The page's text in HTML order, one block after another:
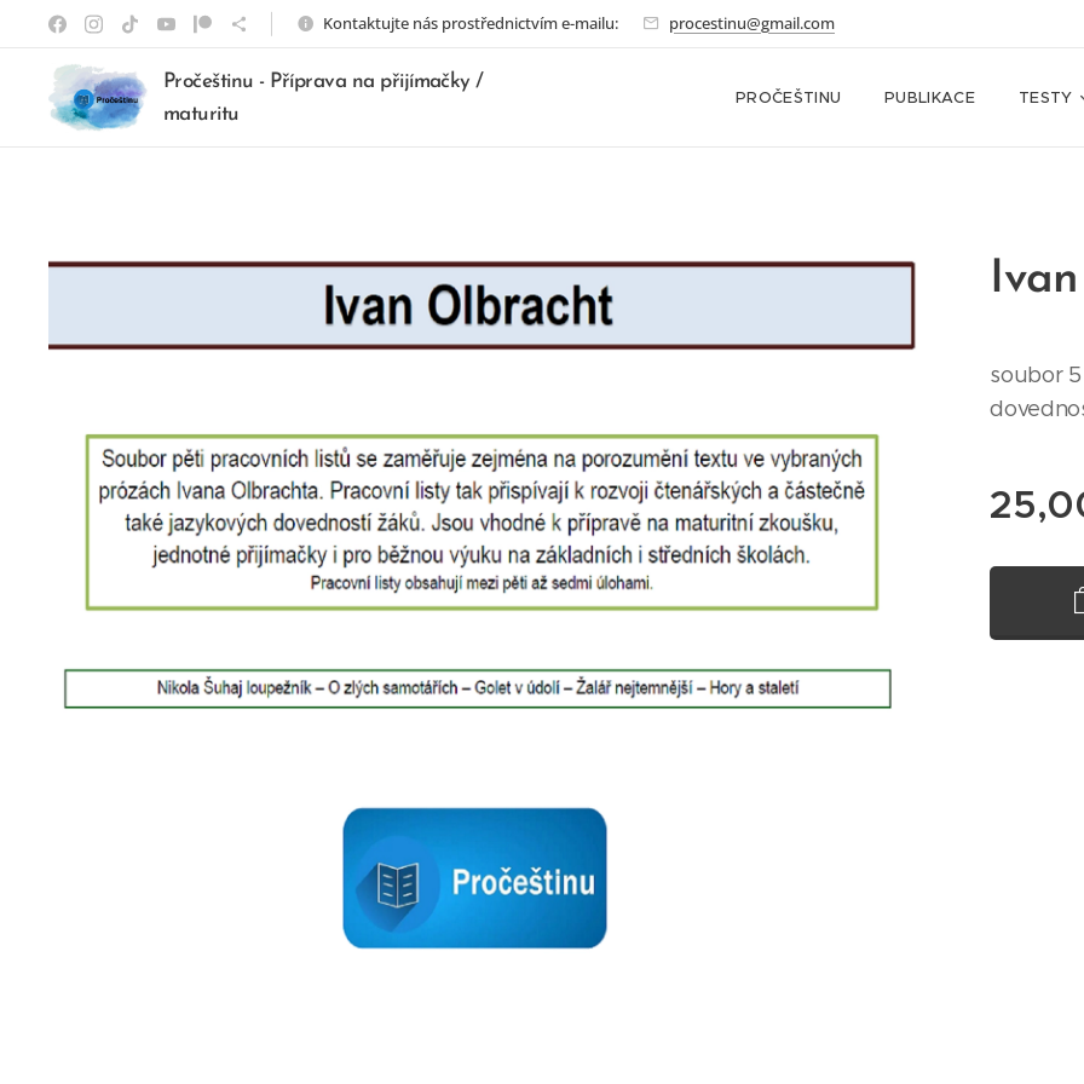
Kontaktujte nás prostřednictvím e-mailu: procestinu@gmail.com
Pročeštinu - Příprava na přijímačky /
maturitu
PROČEŠTINU PUBLIKACE TESTY
soubor